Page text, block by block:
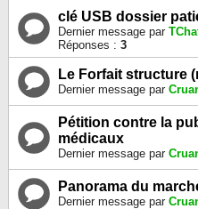
clé USB dossier
Dernier message par
Réponses : 3
Le Forfait structure
Dernier message par
Pétition contre la
médicaux
Dernier message par
Panorama du
Dernier message par